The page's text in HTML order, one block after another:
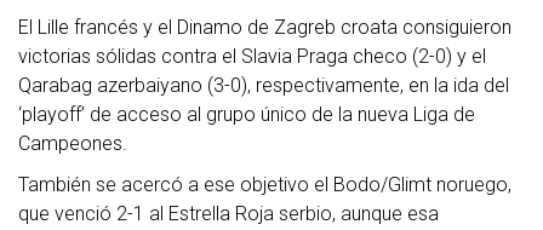
El Lille francés y el Dinamo de Zagreb croata consiguieron
victorias sólidas contra el Slavia Praga checo (2-0) y el
Qarabag azerbaiyano (3-0), respectivamente, en la ida del
‘playoff’ de acceso al grupo único de la nueva Liga de
Campeones.
También se acercó a ese objetivo el Bodo/Glimt noruego,
que venció 2-1 al Estrella Roja serbio, aunque esa